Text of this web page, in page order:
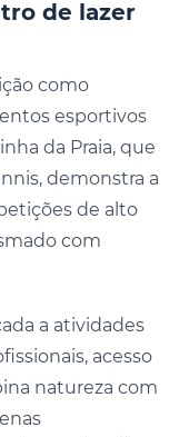
de lazer
como
esportivos
da Praia, que
demonstra a
de alto
com
a atividades
acesso
natureza com